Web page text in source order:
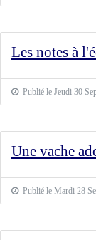
Les notes à
Publié le Jeudi 30
Une vache
Publié le Mardi 28